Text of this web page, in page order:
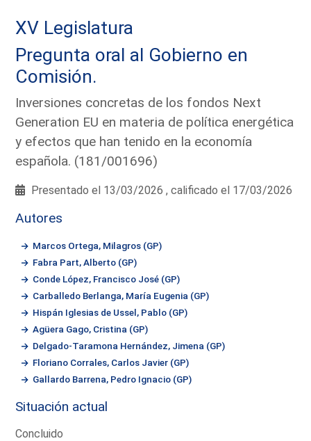
XV Legislatura
Pregunta oral al Gobierno en
Comisión.
Inversiones concretas de los fondos Next
Generation EU en materia de política energética
y efectos que han tenido en la economía
española. (181/001696)
Presentado el 13/03/2026 , calificado el 17/03/2026
Autores
Marcos Ortega, Milagros (GP)
Fabra Part, Alberto (GP)
Conde López, Francisco José (GP)
Carballedo Berlanga, María Eugenia (GP)
Hispán Iglesias de Ussel, Pablo (GP)
Agüera Gago, Cristina (GP)
Delgado-Taramona Hernández, Jimena (GP)
Floriano Corrales, Carlos Javier (GP)
Gallardo Barrena, Pedro Ignacio (GP)
Situación actual
Concluido